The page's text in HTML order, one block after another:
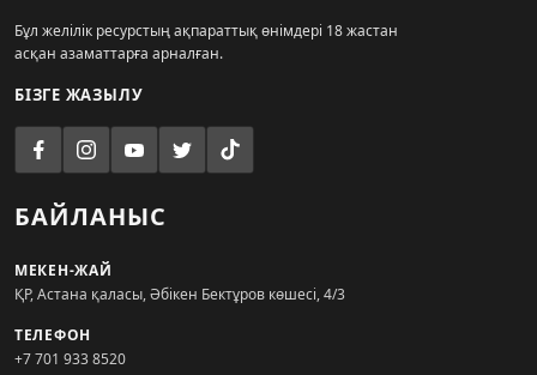
Бұл желілік ресурстың ақпараттық өнімдері 18 жастан
асқан азаматтарға арналған.
БІЗГЕ ЖАЗЫЛУ
БАЙЛАНЫС
МЕКЕН-ЖАЙ
ҚР, Астана қаласы, Әбікен Бектұров көшесі, 4/3
ТЕЛЕФОН
+7 701 933 8520